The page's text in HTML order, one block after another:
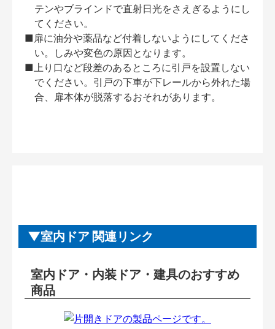
テンやブラインドで直射日光をさえぎるようにし
てください。
■扉に油分や薬品など付着しないようにしてくださ
い。しみや変色の原因となります。
■上り口など段差のあるところに引戸を設置しない
でください。引戸の下車が下レールから外れた場
合、扉本体が脱落するおそれがあります。
室内ドア 関連リンク
室内ドア・内装ドア・建具のおすすめ
商品